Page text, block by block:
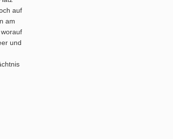
auf
am
und